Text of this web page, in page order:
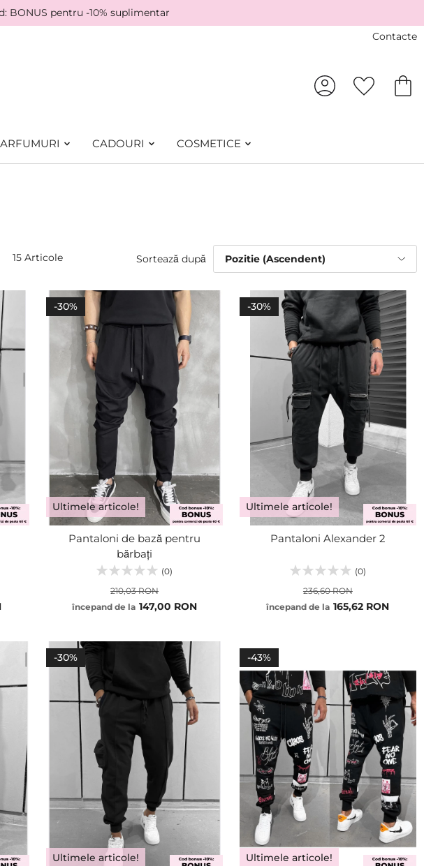
BONUS pentru -10% suplimentar
Contacte
CADOURI COSMETICE
15 Articole Sortează după
-30%
Ultimele articole!
Pantaloni de bază pentru
bărbați
(0)
începand de la 147,00 RON
210,03 RON
M
L
ADĂUGA
-30%
Ultimele articole!
Pantaloni Alexander 2
(0)
începand de la 165,62 RON
236,60 RON
L
XL
ADĂUGA
-30%
Ultimele articole!
-43%
Ultimele articole!